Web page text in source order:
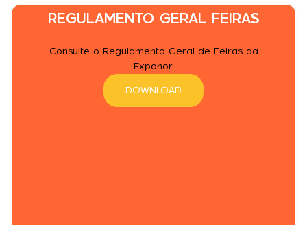
REGULAMENTO GERAL FEIRAS
Consulte o Regulamento Geral de Feiras da
Exponor.
DOWNLOAD